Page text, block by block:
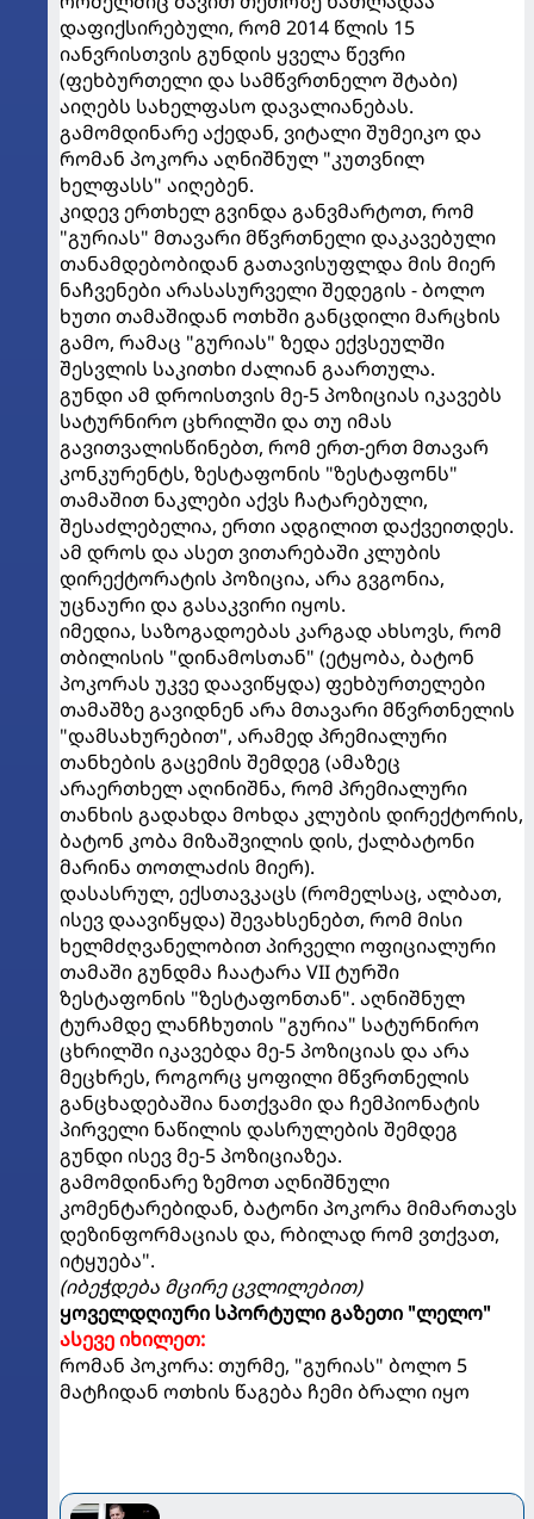
დაფიქსირებული, რომ 2014 წლის 15
იანვრისთვის გუნდის ყველა წევრი
(ფეხბურთელი და სამწვრთნელო შტაბი)
აიღებს სახელფასო დავალიანებას.
გამომდინარე აქედან, ვიტალი შუმეიკო და
რომან პოკორა აღნიშნულ "კუთვნილ
ხელფასს" აიღებენ.
კიდევ ერთხელ გვინდა განვმარტოთ, რომ
"გურიას" მთავარი მწვრთნელი დაკავებული
თანამდებობიდან გათავისუფლდა მის მიერ
ნაჩვენები არასასურველი შედეგის - ბოლო
ხუთი თამაშიდან ოთხში განცდილი მარცხის
გამო, რამაც "გურიას" ზედა ექვსეულში
შესვლის საკითხი ძალიან გაართულა.
გუნდი ამ დროისთვის მე-5 პოზიციას იკავებს
სატურნირო ცხრილში და თუ იმას
გავითვალისწინებთ, რომ ერთ-ერთ მთავარ
კონკურენტს, ზესტაფონის "ზესტაფონს"
თამაშით ნაკლები აქვს ჩატარებული,
შესაძლებელია, ერთი ადგილით დაქვეითდეს.
ამ დროს და ასეთ ვითარებაში კლუბის
დირექტორატის პოზიცია, არა გვგონია,
უცნაური და გასაკვირი იყოს.
იმედია, საზოგადოებას კარგად ახსოვს, რომ
თბილისის "დინამოსთან" (ეტყობა, ბატონ
პოკორას უკვე დაავიწყდა) ფეხბურთელები
თამაშზე გავიდნენ არა მთავარი მწვრთნელის
"დამსახურებით", არამედ პრემიალური
თანხების გაცემის შემდეგ (ამაზეც
არაერთხელ აღინიშნა, რომ პრემიალური
თანხის გადახდა მოხდა კლუბის დირექტორის,
ბატონ კობა მიზაშვილის დის, ქალბატონი
მარინა თოთლაძის მიერ).
დასასრულ, ექსთავკაცს (რომელსაც, ალბათ,
ისევ დაავიწყდა) შევახსენებთ, რომ მისი
ხელმძღვანელობით პირველი ოფიციალური
თამაში გუნდმა ჩაატარა VII ტურში
ზესტაფონის "ზესტაფონთან". აღნიშნულ
ტურამდე ლანჩხუთის "გურია" სატურნირო
ცხრილში იკავებდა მე-5 პოზიციას და არა
მეცხრეს, როგორც ყოფილი მწვრთნელის
განცხადებაშია ნათქვამი და ჩემპიონატის
პირველი ნაწილის დასრულების შემდეგ
გუნდი ისევ მე-5 პოზიციაზეა.
გამომდინარე ზემოთ აღნიშნული
კომენტარებიდან, ბატონი პოკორა მიმართავს
დეზინფორმაციას და, რბილად რომ ვთქვათ,
იტყუება".
(იბეჭდება მცირე ცვლილებით)
ყოველდღიური სპორტული გაზეთი "ლელო"
ასევე იხილეთ:
რომან პოკორა: თურმე, "გურიას" ბოლო 5
მატჩიდან ოთხის წაგება ჩემი ბრალი იყო